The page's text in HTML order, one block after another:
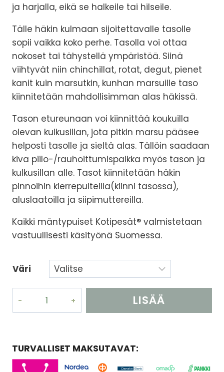
ja harjalla, eikä se halkeile tai hilseile.
Tälle häkin kulmaan sijoitettavalle tasolle
sopii vaikka koko perhe. Tasolla voi ottaa
nokoset tai tähystellä ympäristöä. Siinä
viihtyvät niin chinchillat, rotat, degut, pienet
kanit kuin marsutkin, kunhan marsuille taso
kiinnitetään mahdollisimman alas häkissä.
Tason etureunaan voi kiinnittää koukuilla
olevan kulkusillan, jota pitkin marsu pääsee
helposti tasolle ja sieltä alas. Tällöin saadaan
kiva piilo-/rauhoittumispaikka myös tason ja
kulkusillan alle. Tasot kiinnitetään häkin
pinnoihin kierrepulteilla(kiinni tasossa),
aluslaatoilla ja siipimuttereilla.
Kaikki mäntypuiset Kotipesät® valmistetaan
vastuullisesti käsityönä Suomessa.
Väri
Kiipeilytaso
LISÄÄ
TURVALLISET MAKSUTAVAT: